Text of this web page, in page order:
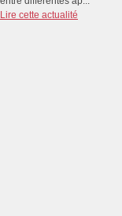
Lire cette actualité